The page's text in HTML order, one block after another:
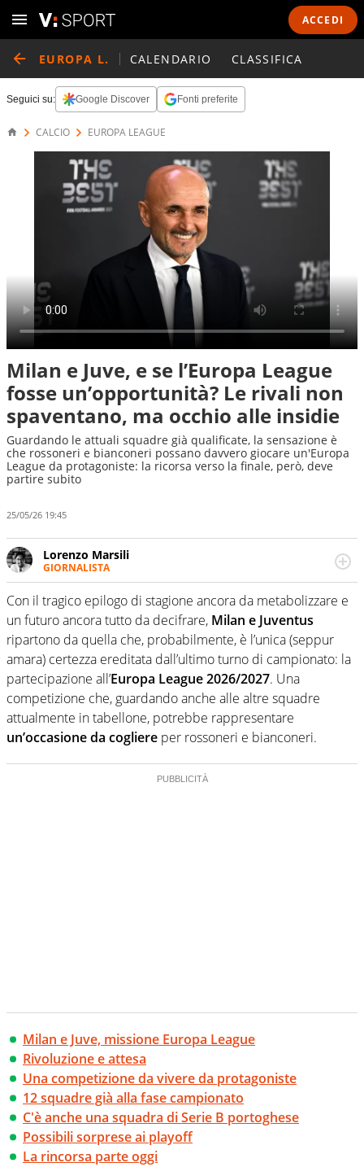
ACCEDI
EUROPA L. CALENDARIO CLASSIFICA
Seguici su: Google Discover Fonti preferite
CALCIO EUROPA LEAGUE
Milan e Juve, e se l’Europa League
fosse un’opportunità? Le rivali non
spaventano, ma occhio alle insidie
Guardando le attuali squadre già qualificate, la sensazione è
che rossoneri e bianconeri possano davvero giocare un'Europa
League da protagoniste: la ricorsa verso la finale, però, deve
partire subito
25/05/26 19:45
Lorenzo Marsili
GIORNALISTA
Giornalista pubblicista, redattore, divulgatore. E' una
delle anime video del sito: racconta in immagini un
evento e lo fa come pochi altri
Con il tragico epilogo di stagione ancora da metabolizzare e
un futuro ancora tutto da decifrare, Milan e Juventus
ripartono da quella che, probabilmente, è l’unica (seppur
amara) certezza ereditata dall’ultimo turno di campionato: la
partecipazione all’Europa League 2026/2027. Una
competizione che, guardando anche alle altre squadre
attualmente in tabellone, potrebbe rappresentare
un’occasione da cogliere per rossoneri e bianconeri.
Milan e Juve, missione Europa League
Rivoluzione e attesa
Una competizione da vivere da protagoniste
12 squadre già alla fase campionato
C'è anche una squadra di Serie B portoghese
Possibili sorprese ai playoff
La rincorsa parte oggi